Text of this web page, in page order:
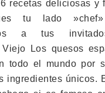
recetas deliciosas y
tu lado
a tus
Viejo Los quesos
todo el mundo por
ingredientes únicos.